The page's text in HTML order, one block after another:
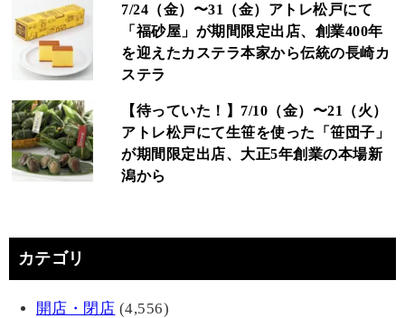
7/24（金）〜31（金）アトレ松戸にて
「福砂屋」が期間限定出店、創業400年
を迎えたカステラ本家から伝統の長崎カ
ステラ
【待っていた！】7/10（金）〜21（火）
アトレ松戸にて生笹を使った「笹団子」
が期間限定出店、大正5年創業の本場新
潟から
カテゴリ
開店・閉店 (4,556)